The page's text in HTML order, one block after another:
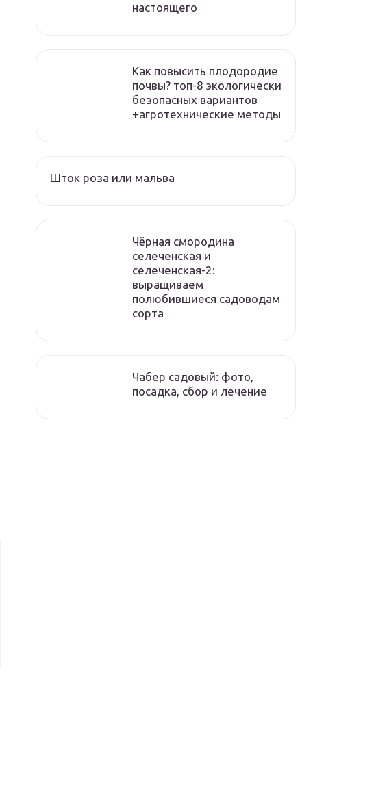
настоящего
Как повысить плодородие
почвы? топ-8 экологически
безопасных вариантов
+агротехнические методы
Шток роза или мальва
Чёрная смородина
селеченская и
селеченская-2:
выращиваем
полюбившиеся садоводам
сорта
Чабер садовый: фото,
посадка, сбор и лечение